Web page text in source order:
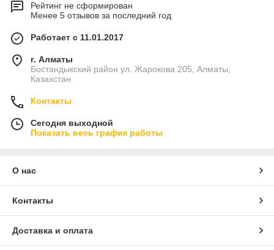
Рейтинг не сформирован
Менее 5 отзывов за последний год
Работает с 11.01.2017
г. Алматы
Бостандыкский район ул. Жарокова 205, Алматы,
Казахстан
Контакты
Сегодня выходной
Показать весь график работы
О нас
Контакты
Доставка и оплата